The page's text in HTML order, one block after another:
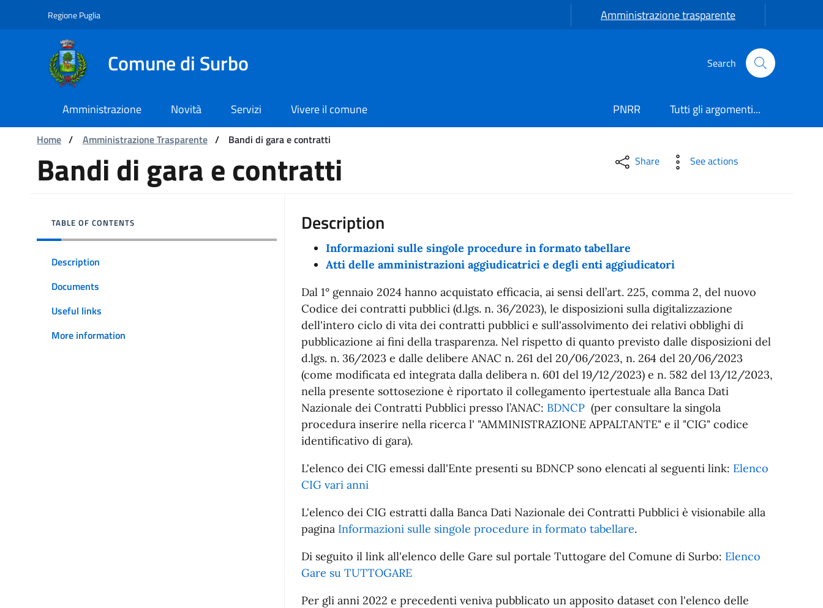
Navigation
Skip to Content
Regione Puglia Amministrazione trasparente
Comune di Surbo Search
Amministrazione Novità Servizi Vivere il comune PNRR
Tutti gli argomenti...
You are:
Home / Amministrazione Trasparente / Bandi di gara e contratti
Bandi di gara e contratti
Bandi di gara e contratti Share See actions
TABLE OF CONTENTS
Description
Documents
Useful links
More information
Description
Informazioni sulle singole procedure in formato tabellare
Atti delle amministrazioni aggiudicatrici e degli enti aggiudicatori
Dal 1° gennaio 2024 hanno acquistato efficacia, ai sensi dell’art. 225, comma 2, del nuovo
Codice dei contratti pubblici (d.lgs. n. 36/2023), le disposizioni sulla digitalizzazione
dell'intero ciclo di vita dei contratti pubblici e sull'assolvimento dei relativi obblighi di
pubblicazione ai fini della trasparenza. Nel rispetto di quanto previsto dalle disposizioni del
d.lgs. n. 36/2023 e dalle delibere ANAC n. 261 del 20/06/2023, n. 264 del 20/06/2023
(come modificata ed integrata dalla delibera n. 601 del 19/12/2023) e n. 582 del 13/12/2023,
nella presente sottosezione è riportato il collegamento ipertestuale alla Banca Dati
Nazionale dei Contratti Pubblici presso l’ANAC: BDNCP (per consultare la singola
procedura inserire nella ricerca l' "AMMINISTRAZIONE APPALTANTE" e il "CIG" codice
identificativo di gara).
L'elenco dei CIG emessi dall'Ente presenti su BDNCP sono elencati al seguenti link: Elenco
CIG vari anni
L'elenco dei CIG estratti dalla Banca Dati Nazionale dei Contratti Pubblici è visionabile alla
pagina Informazioni sulle singole procedure in formato tabellare.
Di seguito il link all'elenco delle Gare sul portale Tuttogare del Comune di Surbo: Elenco
Gare su TUTTOGARE
Per gli anni 2022 e precedenti veniva pubblicato un apposito dataset con l'elenco delle